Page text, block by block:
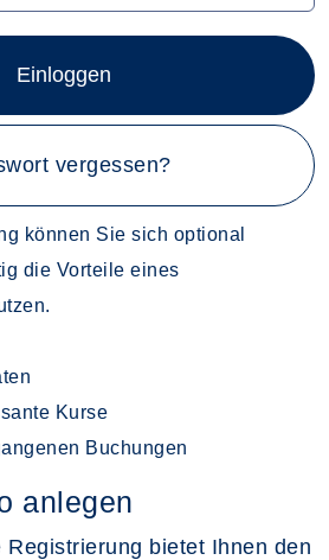
Einloggen
vergessen?
können Sie sich optional
die Vorteile eines
Kurse
Buchungen
anlegen
Registrierung bietet Ihnen den